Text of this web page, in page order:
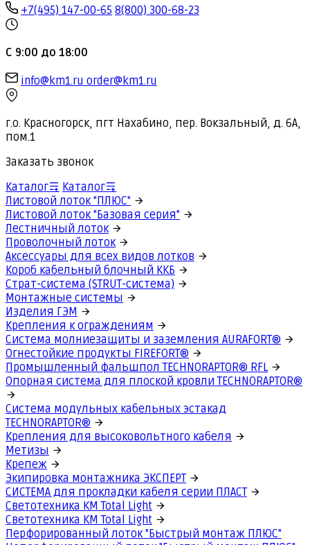
+7(495) 147-00-65 8(800) 300-68-23
С 9:00 до 18:00
info@km1.ru order@km1.ru
г.о. Красногорск, пгт Нахабино, пер. Вокзальный, д. 6А,
пом.1
Заказать звонок
Каталог
Каталог
Листовой лоток "ПЛЮС"
Листовой лоток "Базовая серия"
Лестничный лоток
Проволочный лоток
Аксессуары для всех видов лотков
Короб кабельный блочный ККБ
Страт-система (STRUT-система)
Монтажные системы
Изделия ГЭМ
Крепления к ограждениям
Система молниезащиты и заземления AURAFORT®
Огнестойкие продукты FIREFORT®
Промышленный фальшпол TECHNORAPTOR® RFL
Опорная система для плоской кровли TECHNORAPTOR®
Система модульных кабельных эстакад
TECHNORAPTOR®
Крепления для высоковольтного кабеля
Метизы
Крепеж
Экипировка монтажника ЭКСПЕРТ
СИСТЕМА для прокладки кабеля серии ПЛАСТ
Светотехника КМ Total Light
Светотехника КМ Total Light
Перфорированный лоток "Быстрый монтаж ПЛЮС"